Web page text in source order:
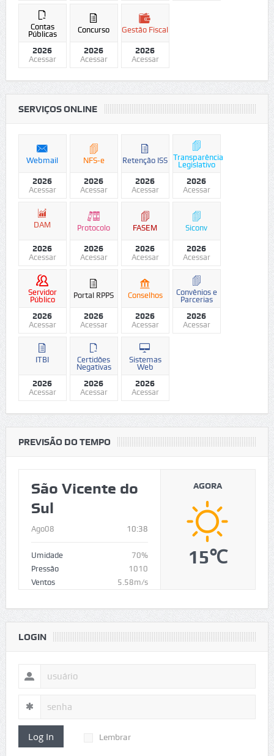
Contas
Públicas
2026
Acessar
Concurso
2026
Acessar
Gestão Fiscal
2026
Acessar
SERVIÇOS ONLINE
Webmail
2026
Acessar
NFS-e
2026
Acessar
Retenção ISS
2026
Acessar
Transparência
Legislativo
2026
Acessar
DAM
2026
Acessar
Protocolo
2026
Acessar
FASEM
2026
Acessar
Siconv
2026
Acessar
Servidor
Público
2026
Acessar
Portal RPPS
2026
Acessar
Conselhos
2026
Acessar
Convênios e
Parcerias
2026
Acessar
ITBI
2026
Acessar
Certidões
Negativas
2026
Acessar
Sistemas
Web
2026
Acessar
PREVISÃO DO TEMPO
São Vicente do
Sul
Ago08 10:38
Umidade
70%
Pressão
1010
Ventos
5.58m/s
AGORA
15℃
LOGIN
Log In Lembrar